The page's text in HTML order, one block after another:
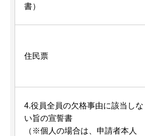
書）
住民票
4.役員全員の欠格事由に該当しな
い旨の宣誓書
（※個人の場合は、申請者本人